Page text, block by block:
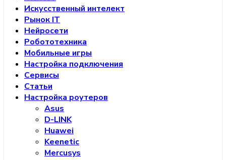
Искусственный интелект
Рынок IT
Нейросети
Робототехника
Мобильные игры
Настройка подключения
Сервисы
Статьи
Настройка роутеров
Asus
D-LINK
Huawei
Keenetic
Mercusys